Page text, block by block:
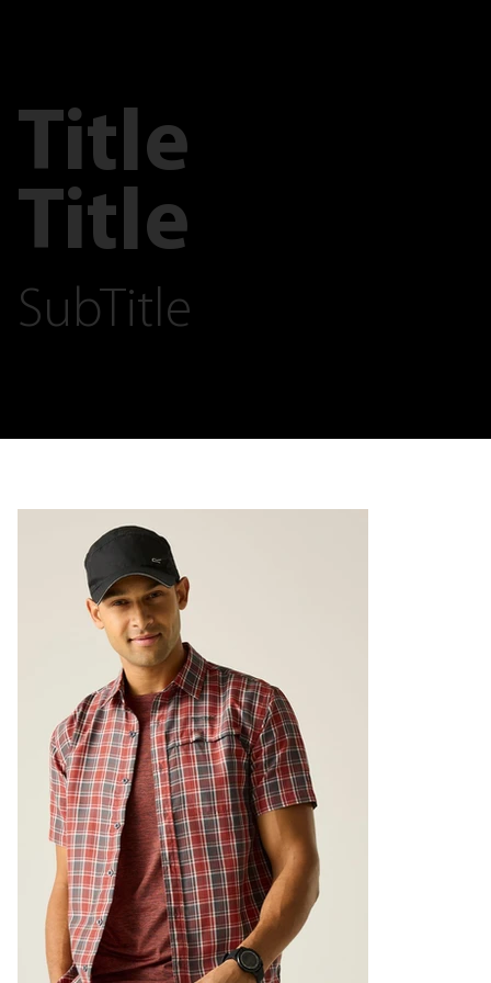
Title
Title
SubTitle